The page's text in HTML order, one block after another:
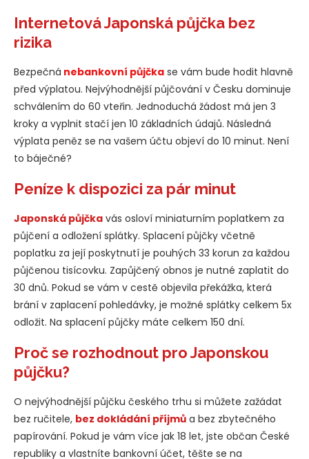
Internetová Japonská půjčka bez
rizika
Bezpečná nebankovní půjčka se vám bude hodit hlavně
před výplatou. Nejvýhodnější půjčování v Česku dominuje
schválením do 60 vteřin. Jednoduchá žádost má jen 3
kroky a vyplnit stačí jen 10 základních údajů. Následná
výplata peněz se na vašem účtu objeví do 10 minut. Není
to báječné?
Peníze k dispozici za pár minut
Japonská půjčka vás osloví miniaturním poplatkem za
půjčení a odložení splátky. Splacení půjčky včetně
poplatku za její poskytnutí je pouhých 33 korun za každou
půjčenou tisícovku. Zapůjčený obnos je nutné zaplatit do
30 dnů. Pokud se vám v cestě objevila překážka, která
brání v zaplacení pohledávky, je možné splátky celkem 5x
odložit. Na splacení půjčky máte celkem 150 dní.
Proč se rozhodnout pro Japonskou
půjčku?
O nejvýhodnější půjčku českého trhu si můžete zažádat
bez ručitele, bez dokládání příjmů a bez zbytečného
papírování. Pokud je vám více jak 18 let, jste občan České
republiky a vlastníte bankovní účet, těšte se na